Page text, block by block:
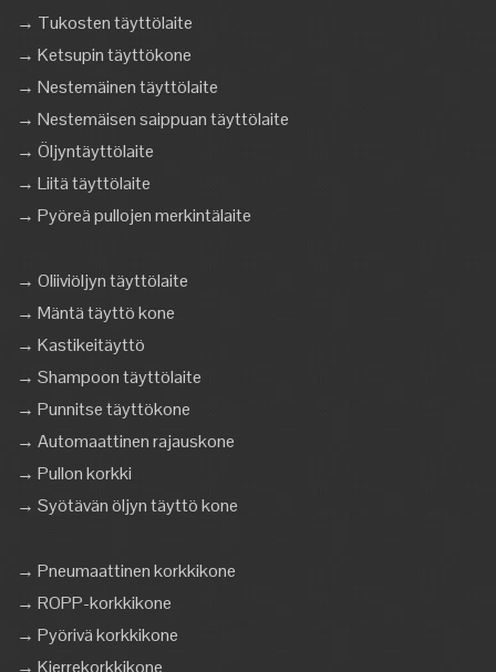
→ Tukosten täyttölaite
→ Ketsupin täyttökone
→ Nestemäinen täyttölaite
→ Nestemäisen saippuan täyttölaite
→ Öljyntäyttölaite
→ Liitä täyttölaite
→ Pyöreä pullojen merkintälaite
→ Oliiviöljyn täyttölaite
→ Mäntä täyttö kone
→ Kastikeitäyttö
→ Shampoon täyttölaite
→ Punnitse täyttökone
→ Automaattinen rajauskone
→ Pullon korkki
→ Syötävän öljyn täyttö kone
→ Pneumaattinen korkkikone
→ ROPP-korkkikone
→ Pyörivä korkkikone
→ Kierrekorkkikone